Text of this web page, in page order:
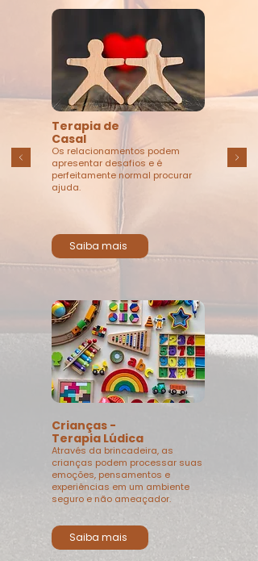
Terapia de
Casal
Os relacionamentos podem
apresentar desafios e é
perfeitamente normal procurar
ajuda.
Saiba mais
Crianças -
Terapia Lúdica
Através da brincadeira, as
crianças podem processar suas
emoções, pensamentos e
experiências em um ambiente
seguro e não ameaçador.
Saiba mais